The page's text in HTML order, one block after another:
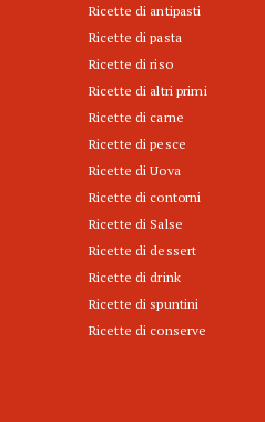
Ricette di antipasti
Ricette di pasta
Ricette di riso
Ricette di altri primi
Ricette di carne
Ricette di pesce
Ricette di Uova
Ricette di contorni
Ricette di Salse
Ricette di dessert
Ricette di drink
Ricette di spuntini
Ricette di conserve